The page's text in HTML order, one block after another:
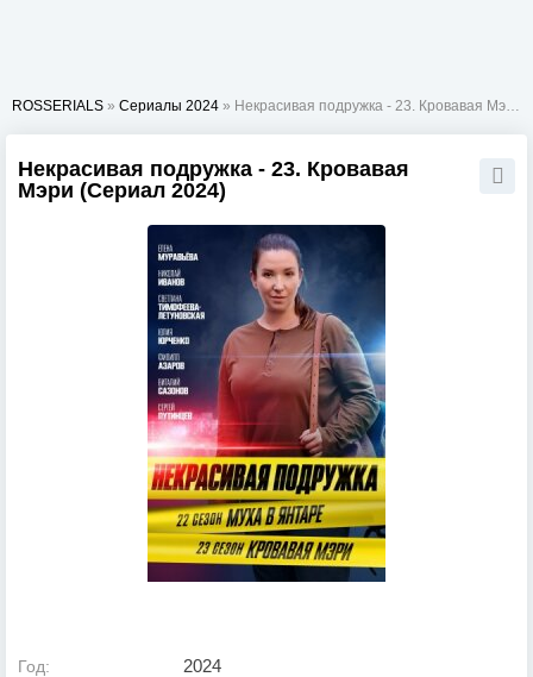
ROSSERIALS » Сериалы 2024 » Некрасивая подружка - 23. Кровавая Мэри
Некрасивая подружка - 23. Кровавая
Мэри (Сериал 2024)
Год: 2024